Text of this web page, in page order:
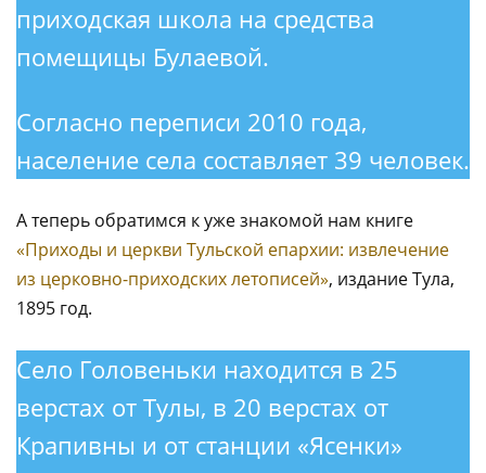
приходская школа на средства
помещицы Булаевой.
Согласно переписи 2010 года,
население села составляет 39 человек.
А теперь обратимся к уже знакомой нам книге
«Приходы и церкви Тульской епархии: извлечение
из церковно-приходских летописей», издание Тула,
1895 год.
Село Головеньки находится в 25
верстах от Тулы, в 20 верстах от
Крапивны и от станции «Ясенки»